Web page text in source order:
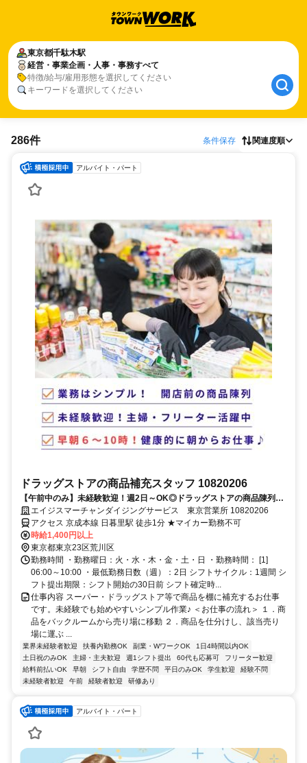
東京都千駄木駅
経営・事業企画・人事・事務すべて
特徴/給与/雇用形態を選択してください
キーワードを選択してください
286件 条件保存 関連度順
アルバイト・パート
ドラッグストアの商品補充スタッフ 10820206
【午前中のみ】未経験歓迎！週2日～OK◎ドラッグストアの商品陳列ス
タッフ
エイジスマーチャンダイジングサービス 東京営業所 10820206
アクセス 京成本線 日暮里駅 徒歩1分 ★マイカー勤務不可
時給1,400円以上
東京都東京23区荒川区
勤務時間 ・勤務曜日：火・水・木・金・土・日 ・勤務時間： [1]
06:00～10:00 ・最低勤務日数（週）：2日 シフトサイクル：1週間 シ
フト提出期限：シフト開始の30日前 シフト確定時...
仕事内容 スーパー・ドラッグストア等で商品を棚に補充するお仕事
です。未経験でも始めやすいシンプル作業♪ ＜お仕事の流れ＞ １．商
品をバックルームから売り場に移動 ２．商品を仕分けし、該当売り
場に運ぶ ...
業界未経験者歓迎 扶養内勤務OK 副業・WワークOK
1日4時間以内OK
土日祝のみOK
主婦・主夫歓迎 週1シフト提出 60代も応募可
フリーター歓迎
給料前払いOK
早朝 シフト自由 学歴不問 平日のみOK 学生歓迎
経験不問
未経験者歓迎
午前 経験者歓迎 研修あり
アルバイト・パート